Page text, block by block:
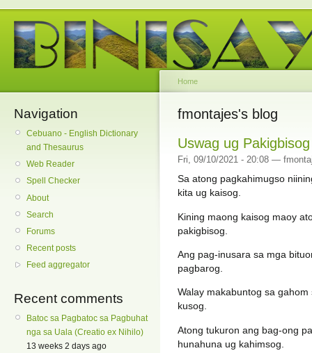
Navigation
Cebuano - English Dictionary
and Thesaurus
Web Reader
Spell Checker
About
Search
Forums
Recent posts
Feed aggregator
Recent comments
Batoc sa Pagbatoc sa Pagbuhat
nga sa Uala (Creatio ex Nihilo)
13 weeks 2 days ago
Home
fmontajes's blog
Uswag ug Pakigbisog
Fri, 09/10/2021 - 20:08 —
Sa atong pagkahimugso
kita ug kaisog.
Kining maong kaisog maoy
pakigbisog.
Ang pag-inusara sa mga
pagbarog.
Walay makabuntog sa
kusog.
Atong tukuron ang bag-ong
hunahuna ug kahimsog.